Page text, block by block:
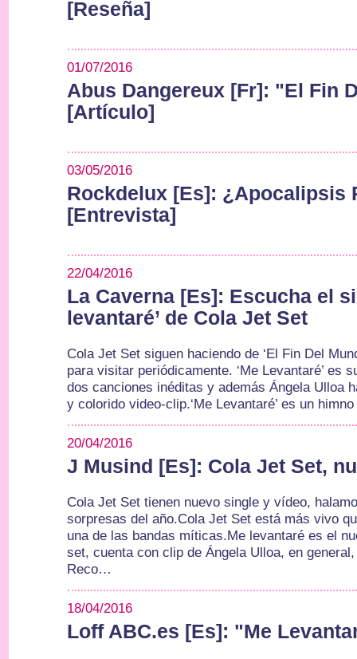
[Reseña]
01/07/2016
Abus Dangereux [Fr]: "El Fin
[Artículo]
03/05/2016
Rockdelux [Es]: ¿Apocalipsis
[Entrevista]
22/04/2016
La Caverna [Es]: Escucha el
levantaré’ de Cola Jet Set
Cola Jet Set siguen haciendo de ‘El Fin Del
para visitar periódicamente. ‘Me Levantaré’ es
dos canciones inéditas y además Ángela Ulloa
y colorido video-clip.‘Me Levantaré’ es un
20/04/2016
J Musind [Es]: Cola Jet Set,
Cola Jet Set tienen nuevo single y vídeo,
sorpresas del año.Cola Jet Set está más vivo
una de las bandas míticas.Me levantaré es el
set, cuenta con clip de Ángela Ulloa, en
Reco…
18/04/2016
Loff ABC.es [Es]: "Me